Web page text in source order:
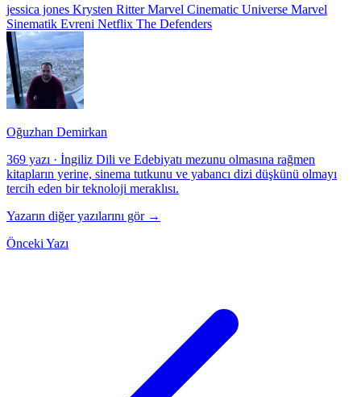
jessica jones Krysten RitterMarvel Cinematic Universe Marvel
Sinematik Evreni Netflix The Defenders
Oğuzhan Demirkan
369 yazı · İngiliz Dili ve Edebiyatı mezunu olmasına rağmen
kitapların yerine, sinema tutkunu ve yabancı dizi düşkünü olmayı
tercih eden bir teknoloji meraklısı.
Yazarın diğer yazılarını gör →
Önceki Yazı